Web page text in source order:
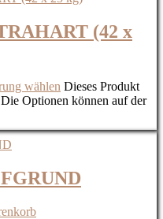
(42 x
wählen Dieses Produkt
Optionen können auf der